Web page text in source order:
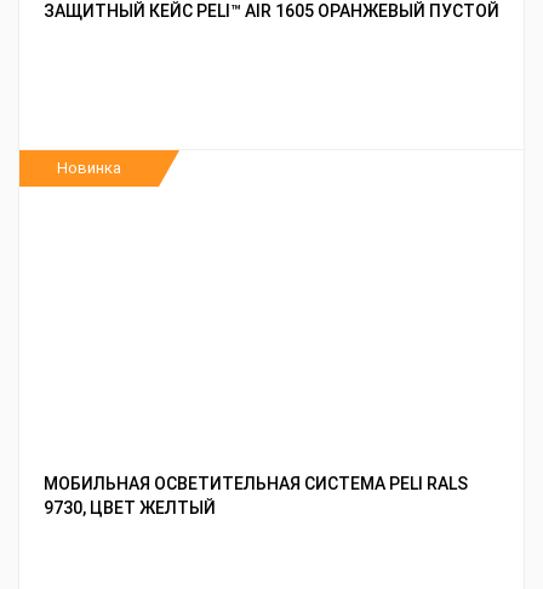
ЗАЩИТНЫЙ КЕЙС PELI™ AIR 1605 ОРАНЖЕВЫЙ ПУСТОЙ
МОБИЛЬНАЯ ОСВЕТИТЕЛЬНАЯ СИСТЕМА PELI RALS
9730, ЦВЕТ ЖЕЛТЫЙ
Новинка